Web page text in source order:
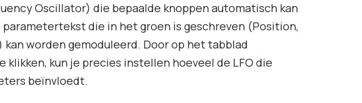
Oscillator) die bepaalde knoppen automatisch kan
parametertekst die in het groen is geschreven (Position,
kan worden gemoduleerd. Door op het tabblad
klikken, kun je precies instellen hoeveel de LFO die
beïnvloedt.